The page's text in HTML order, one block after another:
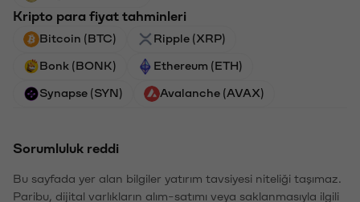
Kripto para fiyat tahminleri
Bitcoin (BTC) Ripple (XRP)
Bonk (BONK) Ethereum (ETH)
Synapse (SYN) Avalanche (AVAX)
Sorumluluk reddi
Bu sayfada yer alan bilgiler yatırım tavsiyesi niteliği taşımaz.
Paribu, dijital varlıkların alım-satımı veya saklanmasıyla ilgili